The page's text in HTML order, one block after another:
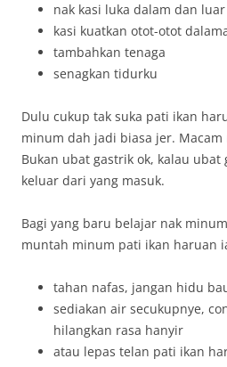
nak kasi luka dalam dan
kasi kuatkan otot-otot
tambahkan tenaga
senagkan tidurku
Dulu cukup tak suka pati ikan
minum dah jadi biasa jer.
Bukan ubat gastrik ok, kalau ubat
keluar dari yang masuk.
Bagi yang baru belajar nak
muntah minum pati ikan haruan
tahan nafas, jangan hidu
sediakan air secukupnye,
hilangkan rasa hanyir
atau lepas telan pati ikan